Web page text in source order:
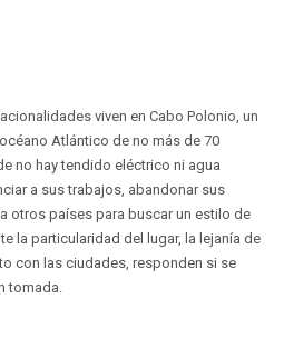
viven en Cabo Polonio, un
Atlántico de no más de 70
no hay tendido eléctrico ni agua
a sus trabajos, abandonar sus
otros países para buscar un estilo de
la particularidad del lugar, la lejanía de
con las ciudades, responden si se
tomada.